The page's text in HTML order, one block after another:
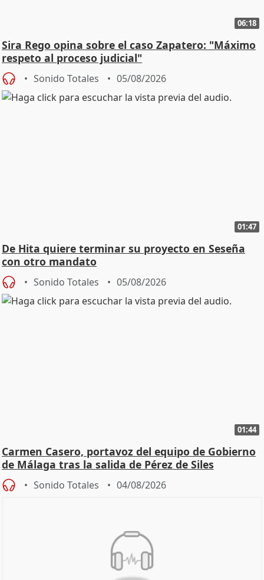
06:18
Sira Rego opina sobre el caso Zapatero: "Máximo
respeto al proceso judicial"
Sonido Totales 05/08/2026
01:47
De Hita quiere terminar su proyecto en Seseña
con otro mandato
Sonido Totales 05/08/2026
01:44
Carmen Casero, portavoz del equipo de Gobierno
de Málaga tras la salida de Pérez de Siles
Sonido Totales 04/08/2026